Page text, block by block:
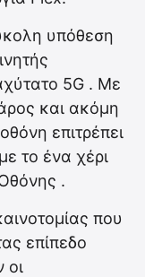
υπόθεση
5G . Με
και ακόμη
επιτρέπει
το ένα χέρι
.
που
επίπεδο
οι